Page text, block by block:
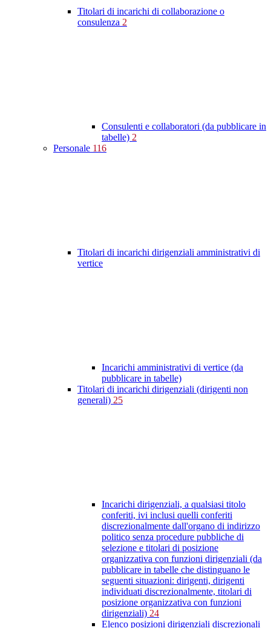
Titolari di incarichi di collaborazione o
consulenza 2
Consulenti e collaboratori (da pubblicare in
tabelle) 2
Personale 116
Titolari di incarichi dirigenziali amministrativi di
vertice
Incarichi amministrativi di vertice (da
pubblicare in tabelle)
Titolari di incarichi dirigenziali (dirigenti non
generali) 25
Incarichi dirigenziali, a qualsiasi titolo
conferiti, ivi inclusi quelli conferiti
discrezionalmente dall'organo di indirizzo
politico senza procedure pubbliche di
selezione e titolari di posizione
organizzativa con funzioni dirigenziali (da
pubblicare in tabelle che distinguano le
seguenti situazioni: dirigenti, dirigenti
individuati discrezionalmente, titolari di
posizione organizzativa con funzioni
dirigenziali) 24
Elenco posizioni dirigenziali discrezionali